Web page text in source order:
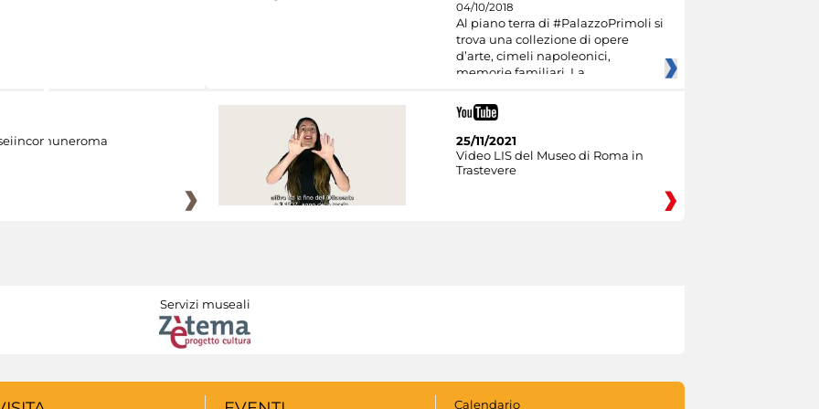
04/10/2018
Al piano terra di #PalazzoPrimoli si
trova una collezione di opere
d’arte, cimeli napoleonici,
memorie familiari. La
25/11/2021
Video LIS del Museo di Roma in
Trastevere
Servizi museali
Calendario